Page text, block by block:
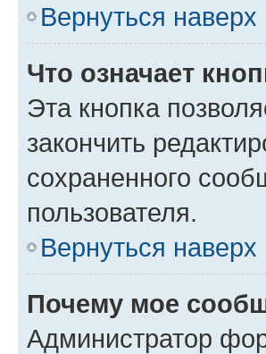
Вернуться наверх
Что означает
Эта кнопка
закончить
сохраненного
пользователя.
Вернуться наверх
Почему мое
Администратор